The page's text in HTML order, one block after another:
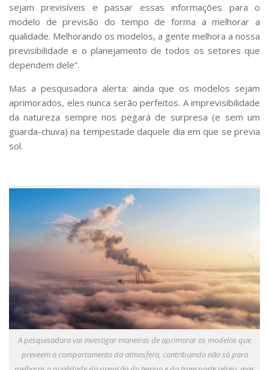
sejam previsíveis e passar essas informações para o
modelo de previsão do tempo de forma a melhorar a
qualidade. Melhorando os modelos, a gente melhora a nossa
previsibilidade e o planejamento de todos os setores que
dependem dele”.
Mas a pesquisadora alerta: ainda que os modelos sejam
aprimorados, eles nunca serão perfeitos. A imprevisibilidade
da natureza sempre nos pegará de surpresa (e sem um
guarda-chuva) na tempestade daquele dia em que se previa
sol.
A pesquisadora vai investigar maneiras de aprimorar os modelos que
preveem o comportamento da atmosfera, contribuindo não só para